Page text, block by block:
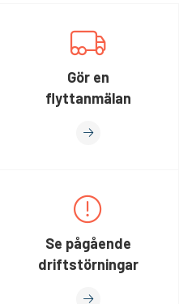
Gör en
flyttanmälan
Se pågående
driftstörningar